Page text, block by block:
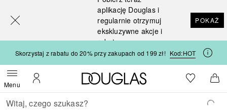
aplikację Douglas i
regularnie otrzymuj
ekskluzywne akcje i
rabaty
POKAŻ
Skorzystaj z rabatu do 20% przy zakupach od 199 zł! Kod:HOT
MenuOtwórz menuMoje konto
Strona główna Douglas
Do listyDo
Wracać
Wykonaj wyszukiwanie
[navigation.slideout.screenreader]